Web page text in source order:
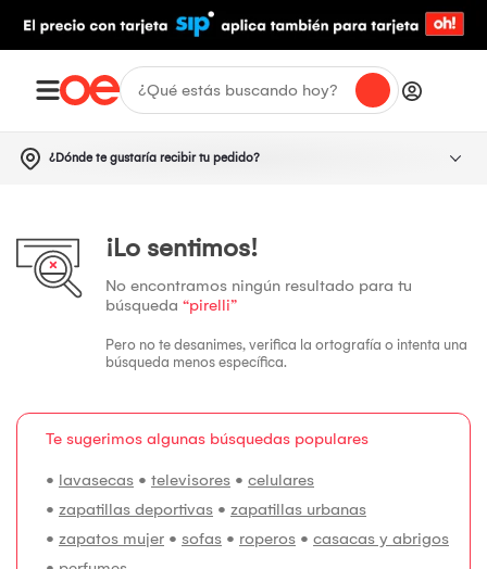
¿Dónde te gustaría recibir tu pedido?
¡Lo sentimos!
No encontramos ningún resultado para tu
búsqueda “pirelli”
Pero no te desanimes, verifica la ortografía o intenta una
búsqueda menos específica.
Te sugerimos algunas búsquedas populares
• lavasecas • televisores • celulares
• zapatillas deportivas • zapatillas urbanas
• zapatos mujer • sofas • roperos • casacas y abrigos